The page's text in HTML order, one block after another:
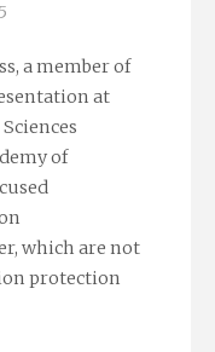
a member of
at
of
which are not
protection